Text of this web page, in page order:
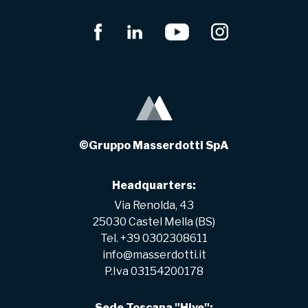
©Gruppo Masserdotti SpA
Headquarters:
Via Renolda, 43
25030 Castel Mella (BS)
Tel. +39 0302308611
info@masserdotti.it
P.Iva 03154200178